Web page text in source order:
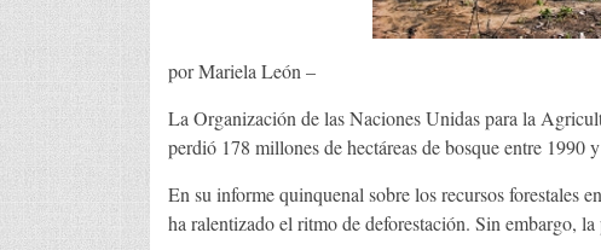
por Mariela León –
La Organización de las Naciones Unidas para la
perdió 178 millones de hectáreas de bosque entre 1990
En su informe quinquenal sobre los recursos forestales
ha ralentizado el ritmo de deforestación. Sin embargo,